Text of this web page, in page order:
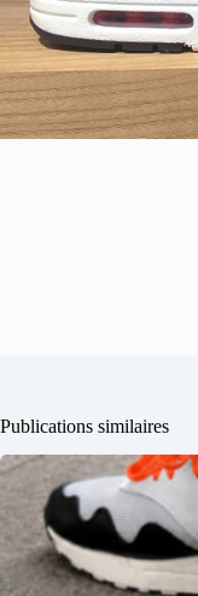
Publications similaires